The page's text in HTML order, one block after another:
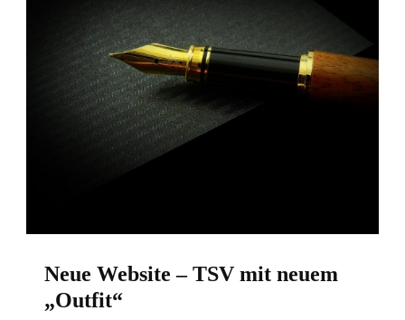
Neue Website – TSV mit neuem
„Outfit“